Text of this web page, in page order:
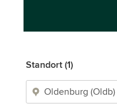
Standort (1)